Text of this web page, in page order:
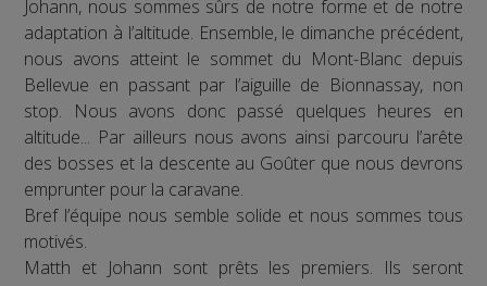
Johann, nous sommes sûrs de notre forme et de notre
adaptation à l’altitude. Ensemble, le dimanche précédent,
nous avons atteint le sommet du Mont-Blanc depuis
Bellevue en passant par l’aiguille de Bionnassay, non
stop. Nous avons donc passé quelques heures en
altitude... Par ailleurs nous avons ainsi parcouru l’arête
des bosses et la descente au Goûter que nous devrons
emprunter pour la caravane.
Bref l’équipe nous semble solide et nous sommes tous
motivés.
Matth et Johann sont prêts les premiers. Ils seront